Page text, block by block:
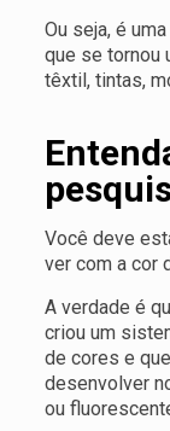
Ou seja, é
que se tornou
têxtil, tintas,
Você deve
ver com a cor
A verdade é
criou um
de cores e
desenvolver
ou